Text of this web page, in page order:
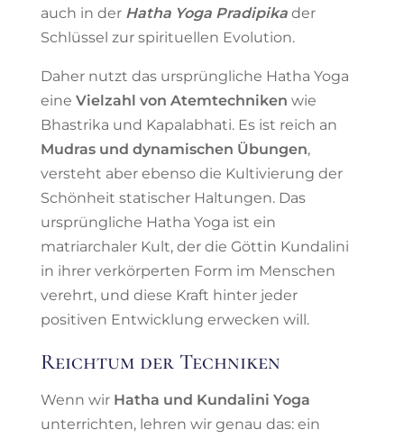
auch in der Hatha Yoga Pradipikader
Schlüssel zur spirituellen Evolution.
Daher nutzt das ursprüngliche Hatha Yoga
eine Vielzahl von Atemtechniken wie
Bhastrika und Kapalabhati. Es ist reich an
Mudras und dynamischen Übungen,
versteht aber ebenso die Kultivierung der
Schönheit statischer Haltungen. Das
ursprüngliche Hatha Yoga ist ein
matriarchaler Kult, der die Göttin Kundalini
in ihrer verkörperten Form im Menschen
verehrt, und diese Kraft hinter jeder
positiven Entwicklung erwecken will.
Reichtum der Techniken
Wenn wir Hatha und Kundalini Yoga
unterrichten, lehren wir genau das: ein